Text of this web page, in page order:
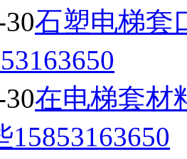
石塑电梯套
在电梯套材